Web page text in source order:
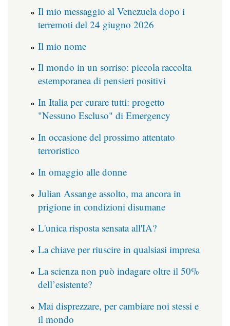
Il mio messaggio al Venezuela dopo i
terremoti del 24 giugno 2026
Il mio nome
Il mondo in un sorriso: piccola raccolta
estemporanea di pensieri positivi
In Italia per curare tutti: progetto
"Nessuno Escluso" di Emergency
In occasione del prossimo attentato
terroristico
In omaggio alle donne
Julian Assange assolto, ma ancora in
prigione in condizioni disumane
L'unica risposta sensata all'IA?
La chiave per riuscire in qualsiasi impresa
La scienza non può indagare oltre il 50%
dell’esistente?
Mai disprezzare, per cambiare noi stessi e
il mondo